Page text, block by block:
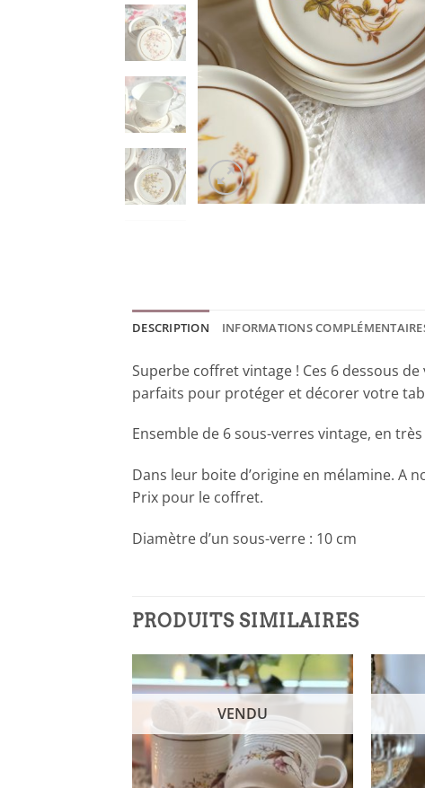
DESCRIPTION INFORMATIONS
Superbe coffret vintage ! Ces 6 dessous
parfaits pour protéger et décorer votre
Ensemble de 6 sous-verres vintage, en
Dans leur boite d’origine en mélamine. A
Prix pour le coffret.
Diamètre d’un sous-verre : 10 cm
PRODUITS SIMILAIRES
VENDU